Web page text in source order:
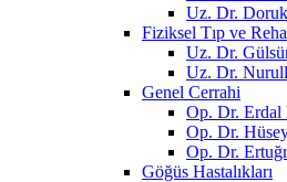
Uz. Dr.
Fiziksel Tıp ve
Uz. Dr.
Uz. Dr.
Genel Cerrahi
Op. Dr.
Op. Dr.
Op. Dr.
Göğüs Hastalıkları